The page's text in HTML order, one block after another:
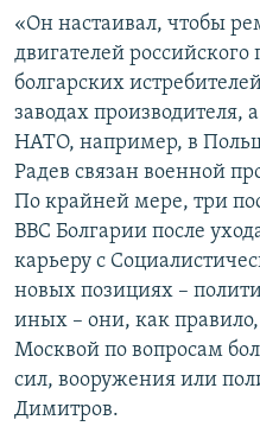
«Он настаивал, чтобы
двигателей российского
болгарских
заводах производителя,
НАТО, например, в
Радев связан военной
По крайней мере, три
ВВС Болгарии после
карьеру с
новых позициях –
иных – они, как
Москвой по вопросам
сил, вооружения или
Димитров.